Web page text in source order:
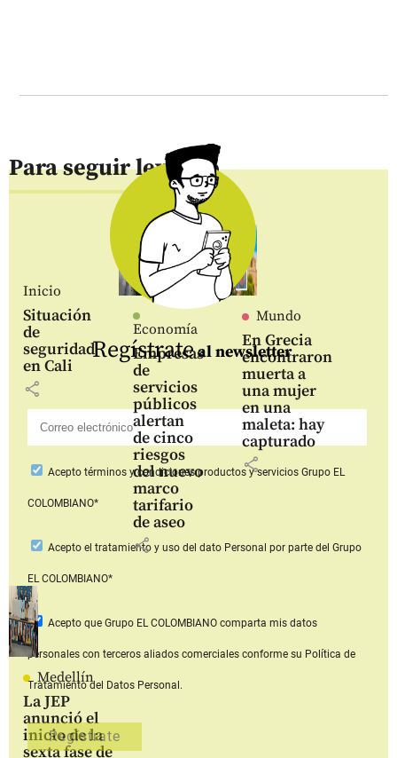
Para seguir leyendo
Inicio
Situación
de
seguridad
en Cali
share
Economía
Empresas
de
servicios
públicos
alertan
de cinco
riesgos
del nuevo
marco
tarifario
de aseo
share
Mundo
En Grecia
encontraron
muerta a
una mujer
en una
maleta: hay
capturado
share
Medellín
La JEP
anunció el
inicio de la
sexta fase de
Regístrateal newsletter
Aceptotérminos y condiciones productos y serviciosGrupo EL
COLOMBIANO*
Acepto el tratamiento y uso del dato Personal por parte del Grupo
EL COLOMBIANO*
Acepto que Grupo EL COLOMBIANOcomparta mis datos
personales con terceros aliados comerciales conforme su Política de
Tratamiento del Datos Personal.